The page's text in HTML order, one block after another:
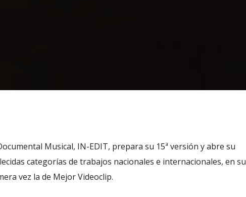
Musical, IN-EDIT, prepara su 15ª versión y abre su
categorías de trabajos nacionales e internacionales, en su
vez la de Mejor Videoclip.